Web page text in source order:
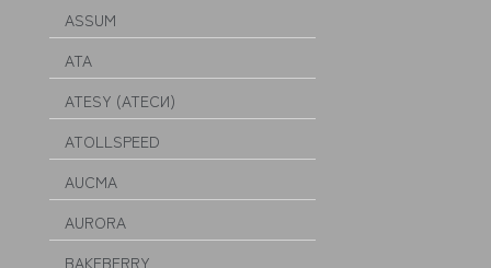
ASSUM
ATA
ATESY (АТЕСИ)
ATOLLSPEED
AUCMA
AURORA
BAKEBERRY